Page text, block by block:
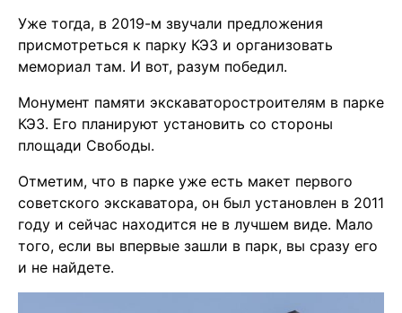
Уже тогда, в 2019-м звучали предложения
присмотреться к парку КЭЗ и организовать
мемориал там. И вот, разум победил.
Монумент памяти экскаваторостроителям в парке
КЭЗ. Его планируют установить со стороны
площади Свободы.
Отметим, что в парке уже есть макет первого
советского экскаватора, он был установлен в 2011
году и сейчас находится не в лучшем виде. Мало
того, если вы впервые зашли в парк, вы сразу его
и не найдете.